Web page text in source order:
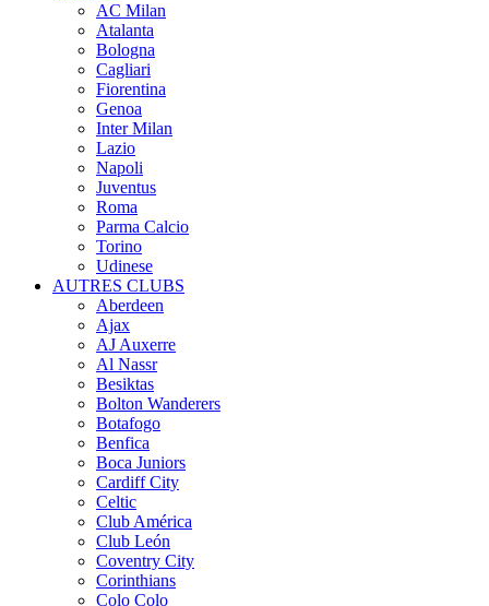
AC Milan
Atalanta
Bologna
Cagliari
Fiorentina
Genoa
Inter Milan
Lazio
Napoli
Juventus
Roma
Parma Calcio
Torino
Udinese
AUTRES CLUBS
Aberdeen
Ajax
AJ Auxerre
Al Nassr
Besiktas
Bolton Wanderers
Botafogo
Benfica
Boca Juniors
Cardiff City
Celtic
Club América
Club León
Coventry City
Corinthians
Colo Colo